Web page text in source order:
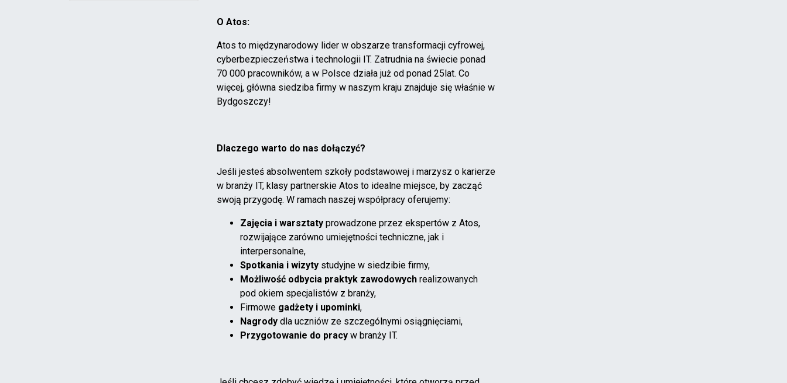
O Atos:
Atos to międzynarodowy lider w obszarze transformacji cyfrowej,
cyberbezpieczeństwa i technologii IT. Zatrudnia na świecie ponad
70 000 pracowników, a w Polsce działa już od ponad 25lat. Co
więcej, główna siedziba firmy w naszym kraju znajduje się właśnie w
Bydgoszczy!
Dlaczego warto do nas dołączyć?
Jeśli jesteś absolwentem szkoły podstawowej i marzysz o karierze
w branży IT, klasy partnerskie Atos to idealne miejsce, by zacząć
swoją przygodę. W ramach naszej współpracy oferujemy:
Zajęcia i warsztaty prowadzone przez ekspertów z Atos,
rozwijające zarówno umiejętności techniczne, jak i
interpersonalne,
Spotkania i wizyty studyjne w siedzibie firmy,
Możliwość odbycia praktyk zawodowych realizowanych
pod okiem specjalistów z branży,
Firmowe gadżety i upominki,
Nagrody dla uczniów ze szczególnymi osiągnięciami,
Przygotowanie do pracy w branży IT.